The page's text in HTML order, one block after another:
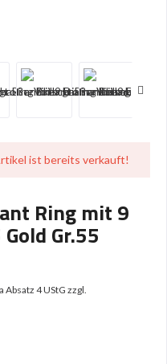
ist bereits verkauft!
Ring mit 9
Gr.55
4 UStG zzgl.